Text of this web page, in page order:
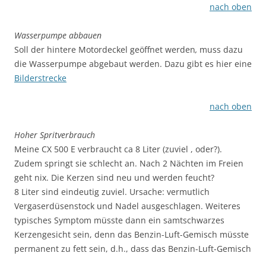
nach oben
Wasserpumpe abbauen
Soll der hintere Motordeckel geöffnet werden, muss dazu
die Wasserpumpe abgebaut werden. Dazu gibt es hier eine
Bilderstrecke
nach oben
Hoher Spritverbrauch
Meine CX 500 E verbraucht ca 8 Liter (zuviel , oder?).
Zudem springt sie schlecht an. Nach 2 Nächten im Freien
geht nix. Die Kerzen sind neu und werden feucht?
8 Liter sind eindeutig zuviel. Ursache: vermutlich
Vergaserdüsenstock und Nadel ausgeschlagen. Weiteres
typisches Symptom müsste dann ein samtschwarzes
Kerzengesicht sein, denn das Benzin-Luft-Gemisch müsste
permanent zu fett sein, d.h., dass das Benzin-Luft-Gemisch